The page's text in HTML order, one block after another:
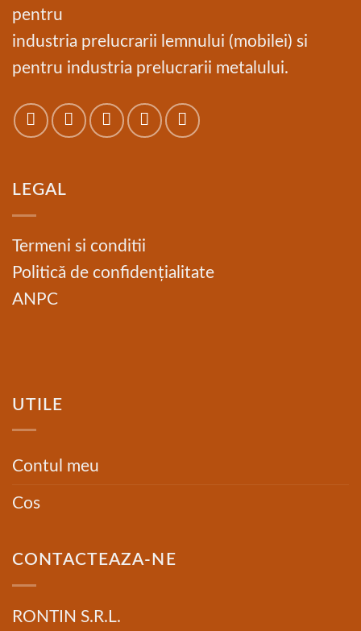
pentru
industria prelucrarii lemnului (mobilei) si
pentru industria prelucrarii metalului.
LEGAL
Termeni si conditii
Politică de confidențialitate
ANPC
UTILE
Contul meu
Cos
CONTACTEAZA-NE
RONTIN S.R.L.